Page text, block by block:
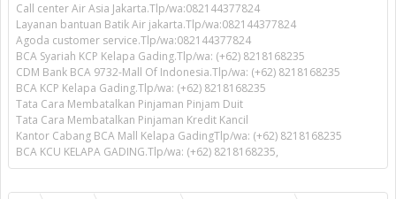
Call center Air Asia Jakarta.Tlp/wa:082144377824
Layanan bantuan Batik Air jakarta.Tlp/wa:082144377824
Agoda customer service.Tlp/wa:082144377824
BCA Syariah KCP Kelapa Gading.Tlp/wa: (+62) 8218168235
CDM Bank BCA 9732-Mall Of Indonesia.Tlp/wa: (+62) 8218168235
BCA KCP Kelapa Gading.Tlp/wa: (+62) 8218168235
Tata Cara Membatalkan Pinjaman Pinjam Duit
Tata Cara Membatalkan Pinjaman Kredit Kancil
Kantor Cabang BCA Mall Kelapa GadingTlp/wa: (+62) 8218168235
BCA KCU KELAPA GADING.Tlp/wa: (+62) 8218168235,